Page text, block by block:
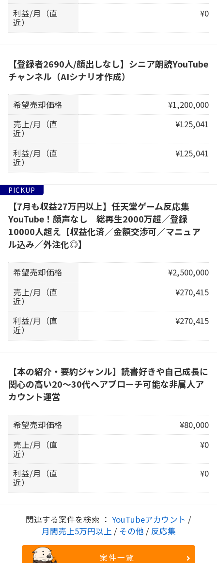
利益/月（直
近）
¥0
【登録者2690人/顔出しなし】シニア朗読YouTube
チャンネル（AIシナリオ作成）
希望売却価格
¥1,200,000
売上/月（直
近）
¥125,041
利益/月（直
近）
¥125,041
PICKUP
【7月も収益27万円以上】任天堂ゲーム反応集
YouTube！顔声なし 総再生2000万超／登録
10000人超え【収益化済／金額交渉可／マニュア
ル込み／外注化◎】
希望売却価格
¥2,500,000
売上/月（直
近）
¥270,415
利益/月（直
近）
¥270,415
【本の紹介・要約ジャンル】読書好きや自己成長に
関心の高い20〜30代へアプローチ可能な非属人ア
カウント運営
希望売却価格
¥80,000
売上/月（直
近）
¥0
利益/月（直
近）
¥0
関連する案件を検索 ： YouTubeアカウント /
月間売上5万円以上 / その他 / 反応集
案件一覧